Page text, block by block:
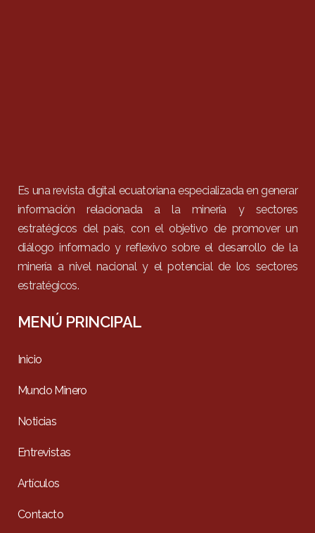
Es una revista digital ecuatoriana especializada en generar
información relacionada a la minería y sectores
estratégicos del país, con el objetivo de promover un
diálogo informado y reflexivo sobre el desarrollo de la
minería a nivel nacional y el potencial de los sectores
estratégicos.
MENÚ PRINCIPAL
Inicio
Mundo Minero
Noticias
Entrevistas
Artículos
Contacto